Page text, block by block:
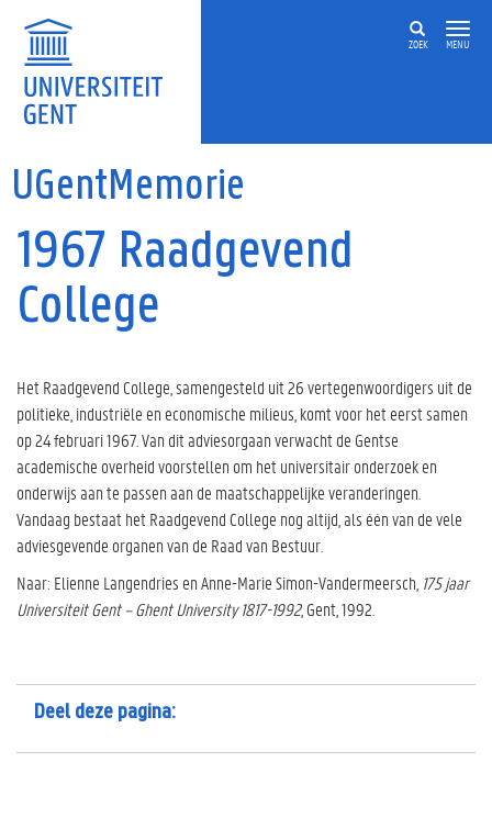
ZOEK MENU
UGentMemorie
1967 Raadgevend
College
Het Raadgevend College, samengesteld uit 26 vertegenwoordigers uit de
politieke, industriële en economische milieus, komt voor het eerst samen
op 24 februari 1967. Van dit adviesorgaan verwacht de Gentse
academische overheid voorstellen om het universitair onderzoek en
onderwijs aan te passen aan de maatschappelijke veranderingen.
Vandaag bestaat het Raadgevend College nog altijd, als één van de vele
adviesgevende organen van de Raad van Bestuur.
Naar: Elienne Langendries en Anne-Marie Simon-Vandermeersch, 175 jaar
Universiteit Gent – Ghent University 1817-1992, Gent, 1992.
Deel deze pagina: